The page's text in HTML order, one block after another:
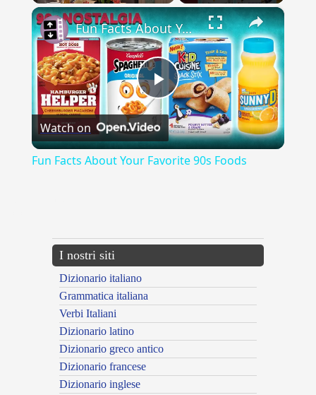
Play Unmute ×
Play
Video
Fun Facts About Your Favorite 90s Foods
Watch on
Fun Facts About Your Favorite 90s Foods
I nostri siti
Dizionario italiano
Grammatica italiana
Verbi Italiani
Dizionario latino
Dizionario greco antico
Dizionario francese
Dizionario inglese